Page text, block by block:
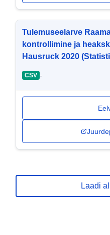
Tulemuseelarve
kontrollimine ja
Hausruck 2020
CSV -
Laadi